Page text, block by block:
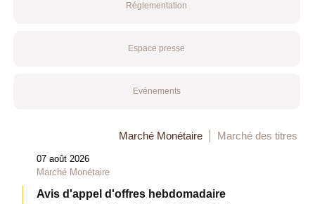
Réglementation
Espace presse
Evénements
Marché Monétaire Marché des titres
07 août 2026
Marché Monétaire
Avis d'appel d'offres hebdomadaire